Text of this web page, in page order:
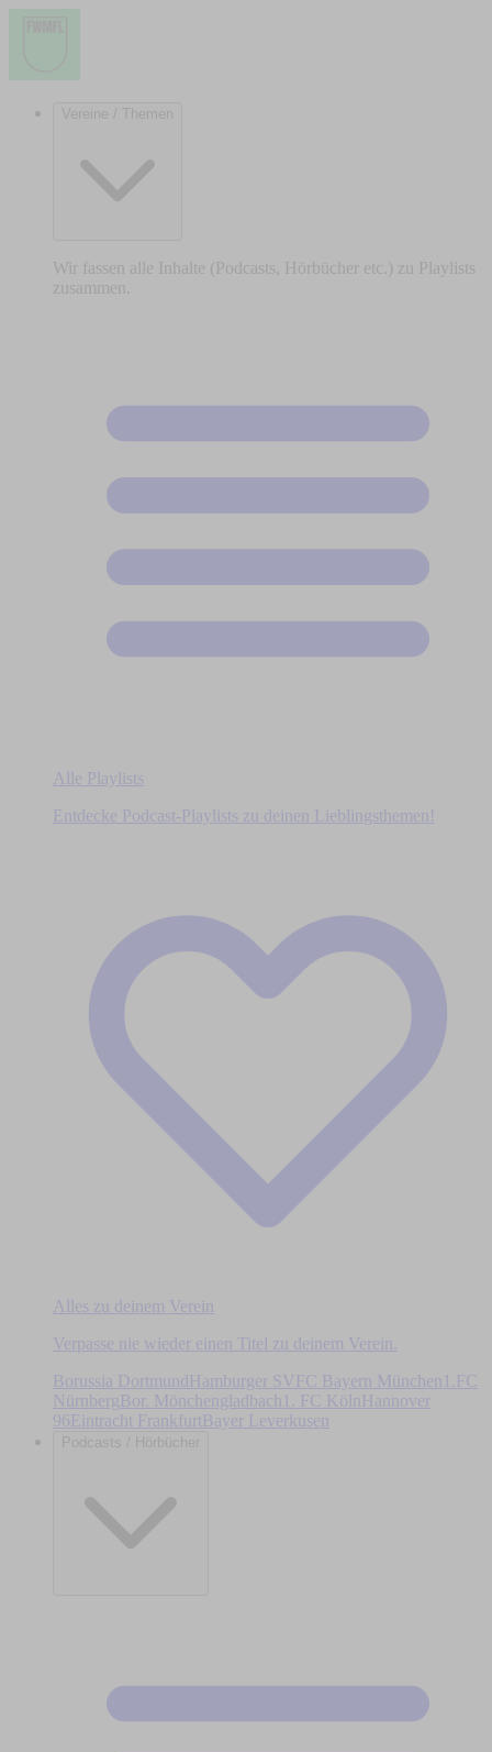
Vereine / Themen
Wir fassen alle Inhalte (Podcasts, Hörbücher etc.) zu Playlists
zusammen.
Alle Playlists
Entdecke Podcast-Playlists zu deinen Lieblingsthemen!
Alles zu deinem Verein
Verpasse nie wieder einen Titel zu deinem Verein.
Borussia DortmundHamburger SV FC Bayern München
1.FC
Nürnberg Bor. Mönchengladbach 1. FC Köln
Hannover
96Eintracht Frankfurt Bayer Leverkusen
Podcasts / Hörbücher